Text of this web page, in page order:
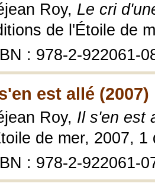
Roy, Le cri
de l'Étoile de
: 978-2-922061-
est allé (2007)
Roy, Il s'en est
de mer, 2007,
: 978-2-922061-